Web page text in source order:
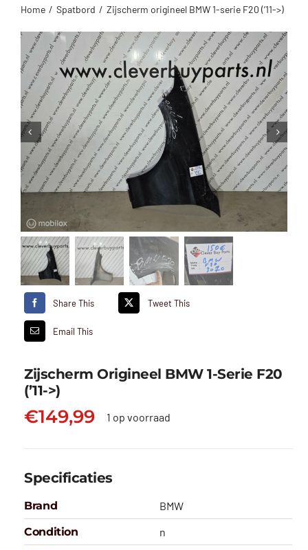
Home Spatbord Zijscherm origineel BMW 1-serie F20 (’11->)
Share This Tweet This
Email This
Zijscherm Origineel BMW 1-Serie F20
(’11->)
€149,99 1 op voorraad
Specificaties
Brand
BMW
Condition
n